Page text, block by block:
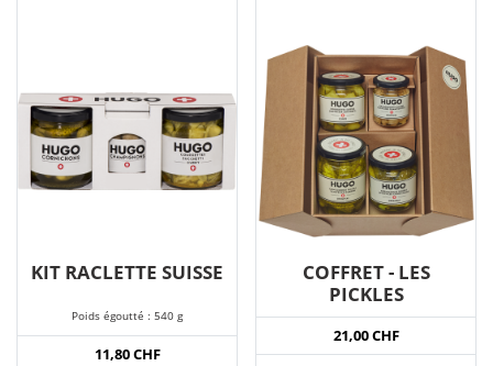
KIT RACLETTE SUISSE
Poids égoutté : 540 g
11,80 CHF
COFFRET - LES
PICKLES
21,00 CHF